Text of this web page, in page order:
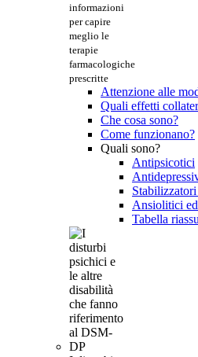
informazioni
per capire
meglio le
terapie
farmacologiche
prescritte
Attenzione alle
Quali effetti
Che cosa sono?
Come funzionano?
Quali sono?
Antipsicotici
Ansiolitici
Tabella